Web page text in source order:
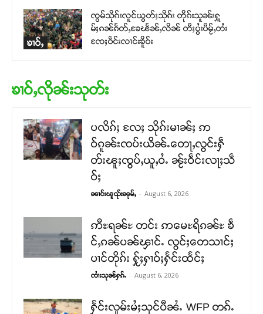
ၶၢဝ်ႇ
ၸွမ်သိုၵ်းလူင်ယွတ်ႈသိုၵ်း တိုၵ်းသူၼ်းႁူ
မ်ႈၵၼ်ၵႅတ်ႇၶႄၽႅၼ်ႇလိၼ် တီႈပွႆးပီမႂ်ႇတႆး
ၸႄႈဝဵင်းလၢင်းၶိူဝ်း
ၶၢဝ်ႇလိုၼ်းသုတ်း
ပလိၵ်ႈ လႄႈ သိုၵ်းမၢၼ်ႈ ဢ
ဝ်ၵူၼ်းၸပ်းယိၼ်ႉတေႃႇလွင်းႁဵ
တ်းၽူႈၸွပ်ႇယူႇဝႆႉ ၼႂ်းဝဵင်းလႃႈသဵ
ဝ်ႈ
ၼၢင်းၽူၺ်းၼုမ်ႇ - August 6, 2026
ဢီႊရၼ်ႊ တင်း ဢမေႊရိၵၼ်ႊ ၶဵ
င်ႇၵၼ်ပၼ်ၾၢင်ႉ လွင်ႈတေသၢင်ႈ
ပၢင်တိုၵ်း ႁႂ်ႈႁၢဝ်ႈႁႅင်းထႅင်ႈ
ၸၢႆးသုၼ်ႁၵ်ႉ - August 6, 2026
ႁႅင်းလူမ်းမႆႈသုင်ပီၼႆႉ WFP တၵ်ႉ